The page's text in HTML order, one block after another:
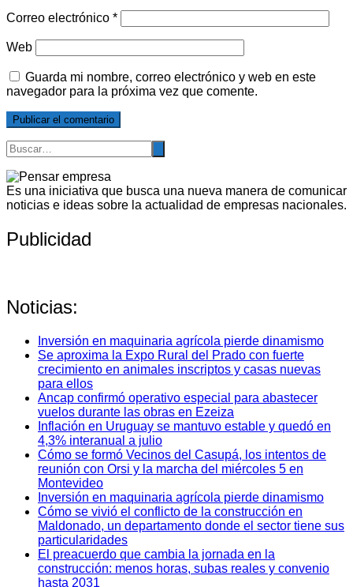
Correo electrónico *
Web
Guarda mi nombre, correo electrónico y web en este
navegador para la próxima vez que comente.
Es una iniciativa que busca una nueva manera de comunicar
noticias e ideas sobre la actualidad de empresas nacionales.
Publicidad
Noticias:
Inversión en maquinaria agrícola pierde dinamismo
Se aproxima la Expo Rural del Prado con fuerte
crecimiento en animales inscriptos y casas nuevas
para ellos
Ancap confirmó operativo especial para abastecer
vuelos durante las obras en Ezeiza
Inflación en Uruguay se mantuvo estable y quedó en
4,3% interanual a julio
Cómo se formó Vecinos del Casupá, los intentos de
reunión con Orsi y la marcha del miércoles 5 en
Montevideo
Inversión en maquinaria agrícola pierde dinamismo
Cómo se vivió el conflicto de la construcción en
Maldonado, un departamento donde el sector tiene sus
particularidades
El preacuerdo que cambia la jornada en la
construcción: menos horas, subas reales y convenio
hasta 2031